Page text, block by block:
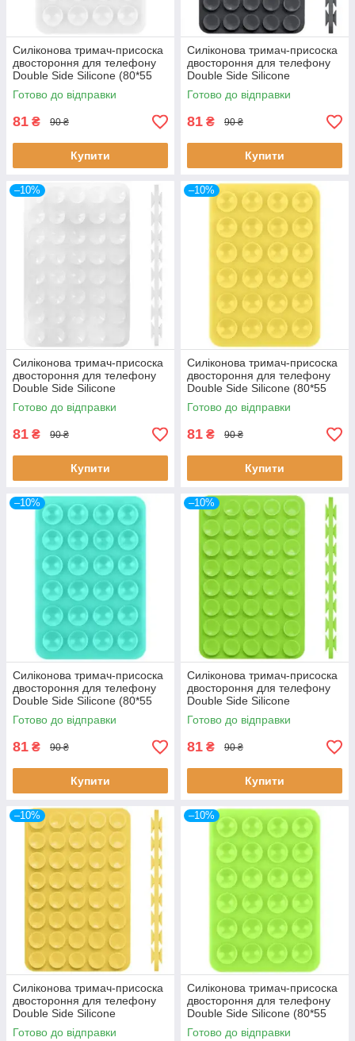
Силіконова тримач-присоска
двостороння для телефону
Double Side Silicone (80*55
мм) (Білий)
Готово до відправки
81 ₴ 90 ₴
Купити
Силіконова тримач-присоска
двостороння для телефону
Double Side Silicone
(100*64мм) (Темно-сірий)
Готово до відправки
81 ₴ 90 ₴
Купити
–10%
Силіконова тримач-присоска
двостороння для телефону
Double Side Silicone
(100*64мм) (Прозорий)
Готово до відправки
81 ₴ 90 ₴
Купити
–10%
Силіконова тримач-присоска
двостороння для телефону
Double Side Silicone (80*55
мм) (Жовтий)
Готово до відправки
81 ₴ 90 ₴
Купити
–10%
Силіконова тримач-присоска
двостороння для телефону
Double Side Silicone (80*55
мм) (Бірюзовий)
Готово до відправки
81 ₴ 90 ₴
Купити
–10%
Силіконова тримач-присоска
двостороння для телефону
Double Side Silicone
(100*64мм) (Салатовий)
Готово до відправки
81 ₴ 90 ₴
Купити
–10%
Силіконова тримач-присоска
двостороння для телефону
Double Side Silicone
(100*64мм) (Жовтий)
Готово до відправки
–10%
Силіконова тримач-присоска
двостороння для телефону
Double Side Silicone (80*55
мм) (Салатовий)
Готово до відправки